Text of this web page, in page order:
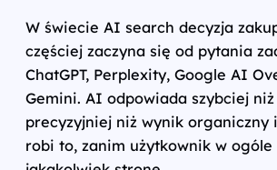
W świecie AI search decyzja
częściej zaczyna się od pytania
ChatGPT, Perplexity, Google AI
Gemini. AI odpowiada szybciej
precyzyjniej niż wynik organiczny
robi to, zanim użytkownik w ogóle